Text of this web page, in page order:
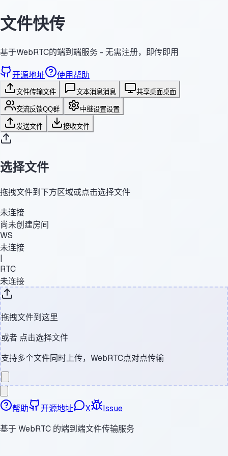
文件快传
基于WebRTC的端到端服务 - 无需注册，即传即用
开源地址 使用帮助
文件传输文件 文本消息消息 共享桌面桌面
交流反馈QQ群 中继设置设置
发送文件 接收文件
选择文件
拖拽文件到下方区域或点击选择文件
未连接
尚未创建房间
WS
未连接
|
RTC
未连接
拖拽文件到这里
或者 点击选择文件
支持多个文件同时上传，WebRTC点对点传输
帮助 开源地址 X
Issue
基于 WebRTC 的端到端文件传输服务